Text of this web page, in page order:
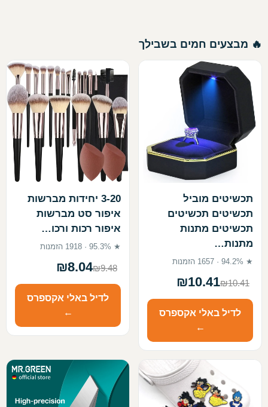
🔥 מבצעים חמים בשבילך
תכשיטים מוביל
תכשיטים תכשיטים
תכשיטים מתנות
מתנות…
★ 94.2% · 1657 הזמנות
₪10.41₪10.41
לדיל באלי אקספרס
←
3-20 יחידות מברשות
איפור סט מברשות
איפור רכות ורכו…
★ 95.3% · 1918 הזמנות
₪8.04₪9.48
לדיל באלי אקספרס
←